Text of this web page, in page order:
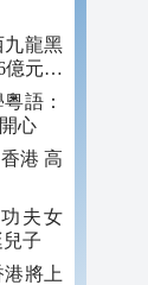
九龍黑
億元黑
語：
心
港 高
夫女
子
將上